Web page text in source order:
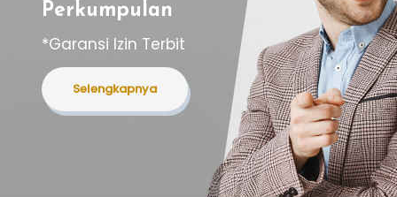
Perkumpulan
*Garansi Izin Terbit
Selengkapnya